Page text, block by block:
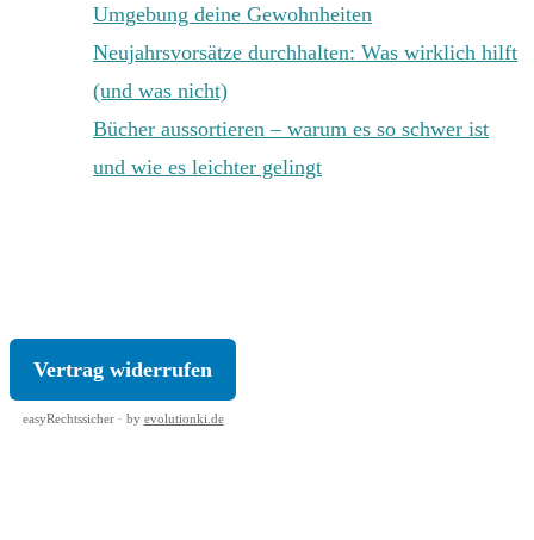
Umgebung deine Gewohnheiten
Neujahrsvorsätze durchhalten: Was wirklich hilft
(und was nicht)
Bücher aussortieren – warum es so schwer ist
und wie es leichter gelingt
Vertrag widerrufen
easyRechtssicher · by evolutionki.de